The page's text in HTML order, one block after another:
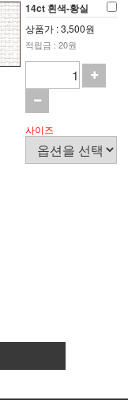
14ct 흰색-황실
상품가 : 3,500원
적립금 : 20원
사이즈